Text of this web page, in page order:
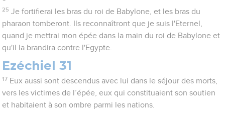
25 Je fortifierai les bras du roi de Babylone, et les bras du
pharaon tomberont. Ils reconnaîtront que je suis l'Eternel,
quand je mettrai mon épée dans la main du roi de Babylone et
qu'il la brandira contre l'Egypte.
Ezéchiel 31
17 Eux aussi sont descendus avec lui dans le séjour des morts,
vers les victimes de l’épée, eux qui constituaient son soutien
et habitaient à son ombre parmi les nations.